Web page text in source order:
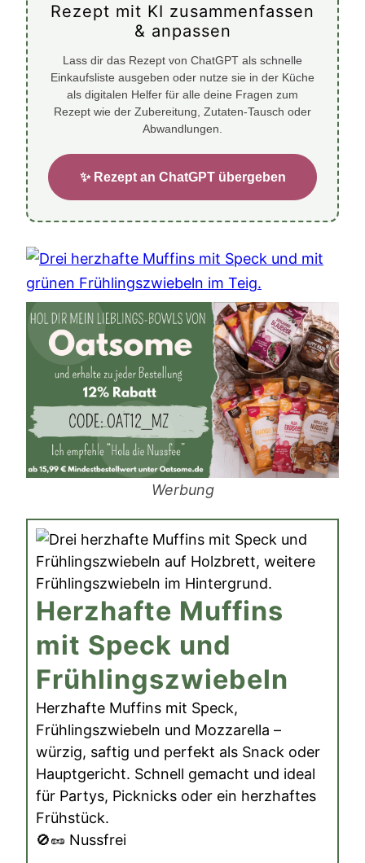
Rezept mit KI zusammenfassen
& anpassen
Lass dir das Rezept von ChatGPT als schnelle
Einkaufsliste ausgeben oder nutze sie in der Küche
als digitalen Helfer für alle deine Fragen zum
Rezept wie der Zubereitung, Zutaten-Tausch oder
Abwandlungen.
✨ Rezept an ChatGPT übergeben
Werbung
Herzhafte Muffins
mit Speck und
Frühlingszwiebeln
Herzhafte Muffins mit Speck,
Frühlingszwiebeln und Mozzarella –
würzig, saftig und perfekt als Snack oder
Hauptgericht. Schnell gemacht und ideal
für Partys, Picknicks oder ein herzhaftes
Frühstück.
🚫🥜 Nussfrei